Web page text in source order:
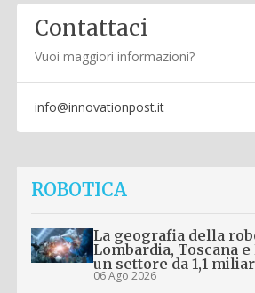
Contattaci
Vuoi maggiori informazioni?
info@innovationpost.it
ROBOTICA
La geografia della
Lombardia, Toscana
un settore da 1,1
06 Ago 2026